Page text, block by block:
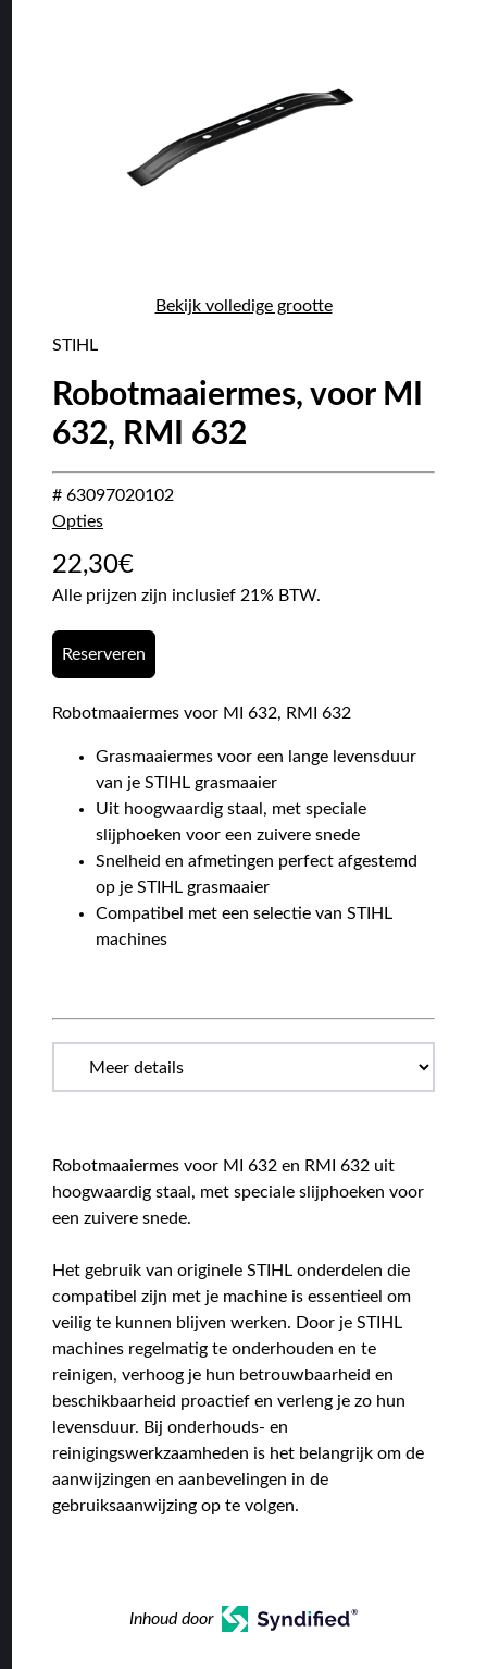
Bekijk volledige grootte
STIHL
Robotmaaiermes, voor MI
632, RMI 632
# 63097020102
Opties
22,30€
Alle prijzen zijn inclusief 21% BTW.
Reserveren
Robotmaaiermes voor MI 632, RMI 632
Grasmaaiermes voor een lange levensduur
van je STIHL grasmaaier
Uit hoogwaardig staal, met speciale
slijphoeken voor een zuivere snede
Snelheid en afmetingen perfect afgestemd
op je STIHL grasmaaier
Compatibel met een selectie van STIHL
machines
Robotmaaiermes voor MI 632 en RMI 632 uit
hoogwaardig staal, met speciale slijphoeken voor
een zuivere snede.
Het gebruik van originele STIHL onderdelen die
compatibel zijn met je machine is essentieel om
veilig te kunnen blijven werken. Door je STIHL
machines regelmatig te onderhouden en te
reinigen, verhoog je hun betrouwbaarheid en
beschikbaarheid proactief en verleng je zo hun
levensduur. Bij onderhouds- en
reinigingswerkzaamheden is het belangrijk om de
aanwijzingen en aanbevelingen in de
gebruiksaanwijzing op te volgen.
Inhoud door